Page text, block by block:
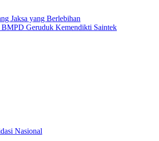
Jaksa yang Berlebihan
BMPD Geruduk Kemendikti Saintek
Nasional